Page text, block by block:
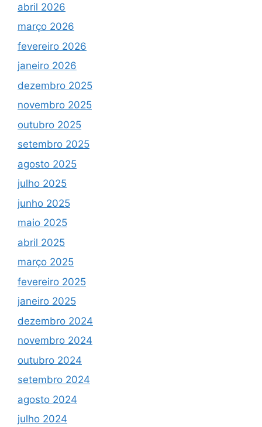
abril 2026
março 2026
fevereiro 2026
janeiro 2026
dezembro 2025
novembro 2025
outubro 2025
setembro 2025
agosto 2025
julho 2025
junho 2025
maio 2025
abril 2025
março 2025
fevereiro 2025
janeiro 2025
dezembro 2024
novembro 2024
outubro 2024
setembro 2024
agosto 2024
julho 2024